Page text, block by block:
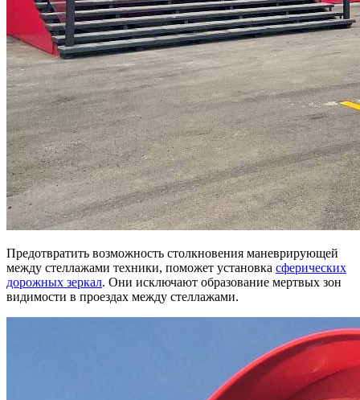
Предотвратить возможность столкновения маневрирующей
между стеллажами техники, поможет установка сферических
дорожных зеркал. Они исключают образование мертвых зон
видимости в проездах между стеллажами.